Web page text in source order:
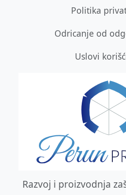
Politika
Odricanje od
Uslovi
Razvoj i proizvodnja